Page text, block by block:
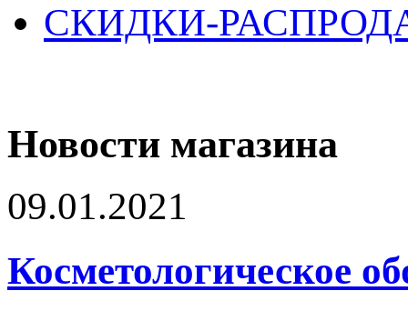
СКИДКИ-
Новости магазина
09.01.2021
Косметологическое